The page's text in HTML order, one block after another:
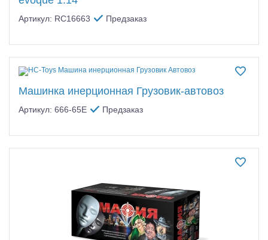
Артикул: RC16663 Предзаказ
Машинка инерционная Грузовик-автовоз
Артикул: 666-65E Предзаказ